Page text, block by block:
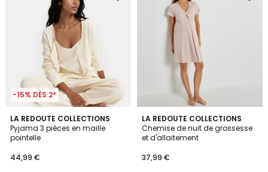
-15% DÈS 2*
LA REDOUTE COLLECTIONS
Pyjama 3 pièces en maille
pointelle
44,99 €
4,7
/ 5
2
Couleurs
LA REDOUTE COLLECTIONS
Chemise de nuit de grossesse
et d'allaitement
37,99 €
4,2
/ 5